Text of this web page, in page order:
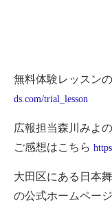
無料体験レッスン
ds.com/trial_lesson
広報担当森川みよ
ご感想はこちら
大田区にある日本
の公式ホームページ